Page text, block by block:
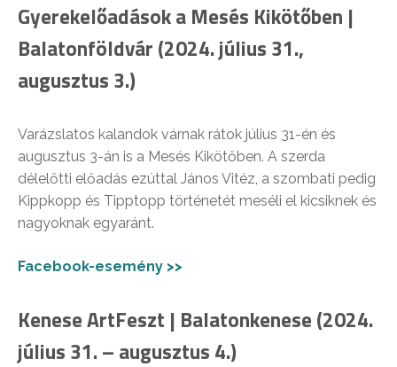
Gyerekelőadások a Mesés Kikötőben |
Balatonföldvár (2024. július 31.,
augusztus 3.)
Varázslatos kalandok várnak rátok július 31-én és
augusztus 3-án is a Mesés Kikötőben. A szerda
délelőtti előadás ezúttal János Vitéz, a szombati pedig
Kippkopp és Tipptopp történetét meséli el kicsiknek és
nagyoknak egyaránt.
Facebook-esemény >>
Kenese ArtFeszt | Balatonkenese (2024.
július 31. – augusztus 4.)